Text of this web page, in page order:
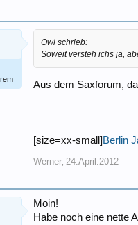
Owl schrieb:
Soweit versteh ichs ja,
Aus dem Saxforum,
[size=xx-small] Berlin
Werner 24.April.2012
Moin!
Habe noch eine nette